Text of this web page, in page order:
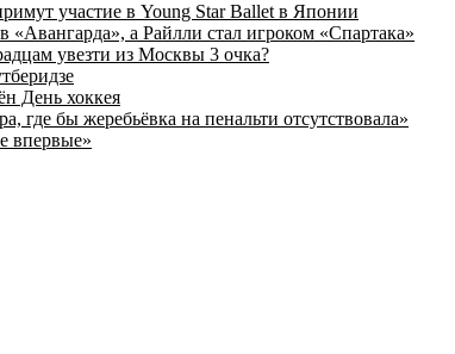
участие в Young Star Ballet в Японии
а Райлли стал игроком «Спартака»
увезти из Москвы 3 очка?
День хоккея
где бы жеребьёвка на пенальти отсутствовала»
впервые»